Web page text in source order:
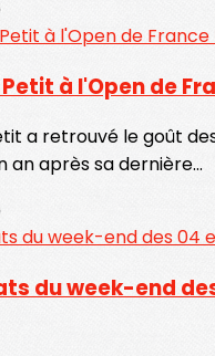
à l'Open de
a retrouvé le goût
an après sa dernière...
du week-end